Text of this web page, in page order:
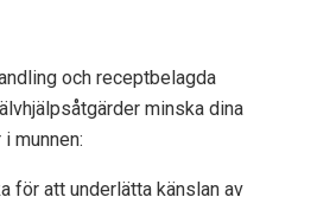
och receptbelagda
minska dina
munnen:
för att underlätta känslan av